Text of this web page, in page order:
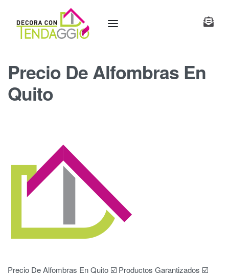
Precio De Alfombras En
Quito
Precio De Alfombras En Quito ☑️ Productos Garantizados ☑️